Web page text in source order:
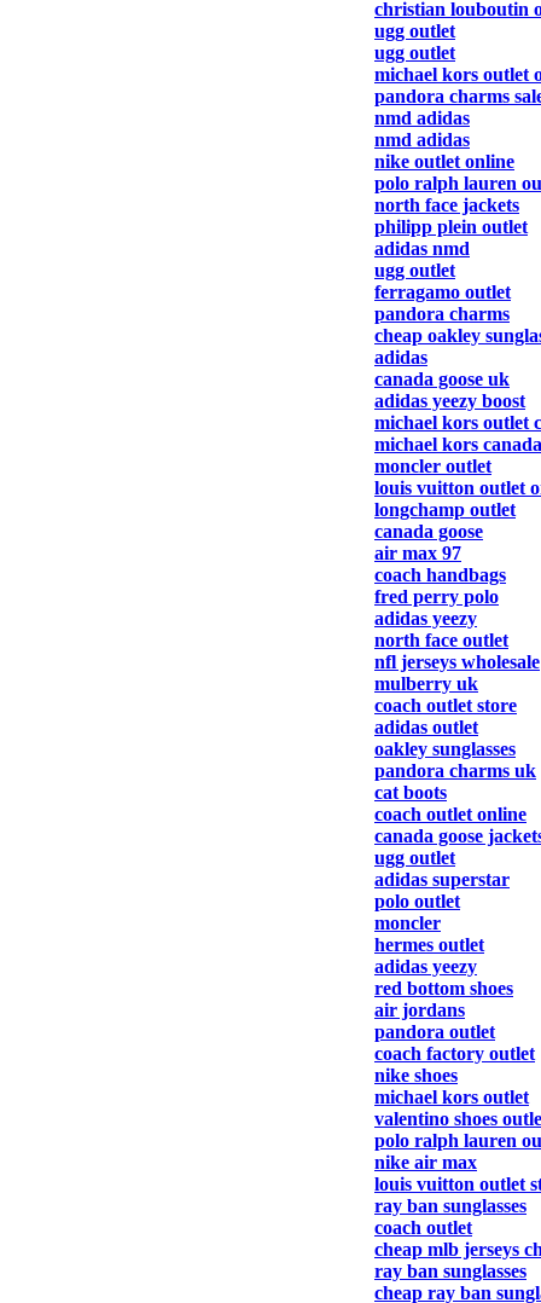
christian louboutin
ugg outlet
ugg outlet
michael kors outlet
pandora charms
nmd adidas
nmd adidas
nike outlet online
polo ralph lauren
north face jackets
philipp plein outlet
adidas nmd
ugg outlet
ferragamo outlet
pandora charms
cheap oakley
adidas
canada goose uk
adidas yeezy boost
michael kors outlet
michael kors canada
moncler outlet
louis vuitton outlet
longchamp outlet
canada goose
air max 97
coach handbags
fred perry polo
adidas yeezy
north face outlet
nfl jerseys wholesale
mulberry uk
coach outlet store
adidas outlet
oakley sunglasses
pandora charms uk
cat boots
coach outlet online
canada goose
ugg outlet
adidas superstar
polo outlet
moncler
hermes outlet
adidas yeezy
red bottom shoes
air jordans
pandora outlet
coach factory outlet
nike shoes
michael kors outlet
valentino shoes
polo ralph lauren
nike air max
louis vuitton outlet
ray ban sunglasses
coach outlet
cheap mlb jerseys
ray ban sunglasses
cheap ray ban